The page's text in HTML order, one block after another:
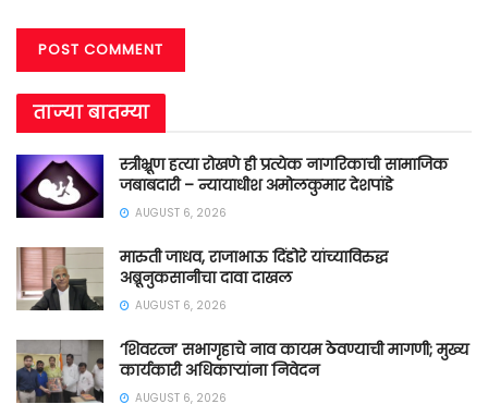
ताज्या बातम्या
स्त्रीभ्रूण हत्या रोखणे ही प्रत्येक नागरिकाची सामाजिक
जबाबदारी – न्यायाधीश अमोलकुमार देशपांडे
AUGUST 6, 2026
मारुती जाधव, राजाभाऊ दिंडोरे यांच्याविरुद्ध
अब्रूनुकसानीचा दावा दाखल
AUGUST 6, 2026
‘शिवरत्न’ सभागृहाचे नाव कायम ठेवण्याची मागणी; मुख्य
कार्यकारी अधिकाऱ्यांना निवेदन
AUGUST 6, 2026